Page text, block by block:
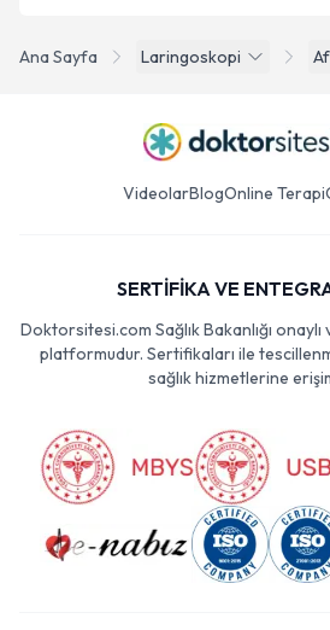
Ana Sayfa Laringoskopi
VideolarBlogOnline Terapi
SERTİFİKA VE
Doktorsitesi.com Sağlık Bakanlığı
platformudur. Sertifikaları ile
sağlık hizmetlerine